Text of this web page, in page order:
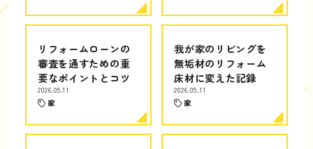
リフォームローンの
審査を通すための重
要なポイントとコツ
2026.05.11
家
我が家のリビングを
無垢材のリフォーム
床材に変えた記録
2026.05.11
家